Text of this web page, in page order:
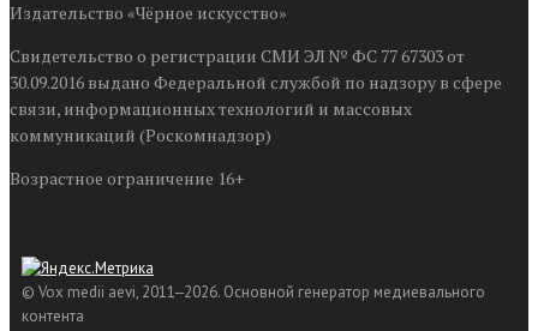
Издательство «Чёрное искусство»
Свидетельство о регистрации СМИ ЭЛ № ФС 77 67303 от
30.09.2016 выдано Федеральной службой по надзору в сфере
связи, информационных технологий и массовых
коммуникаций (Роскомнадзор)
Возрастное ограничение 16+
© Vox medii aevi, 2011‒2026. Основной генератор медиевального
контента